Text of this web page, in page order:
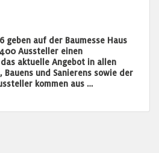
geben auf der Baumesse Haus
Aussteller einen
aktuelle Angebot in allen
Bauens und Sanierens sowie der
kommen aus …